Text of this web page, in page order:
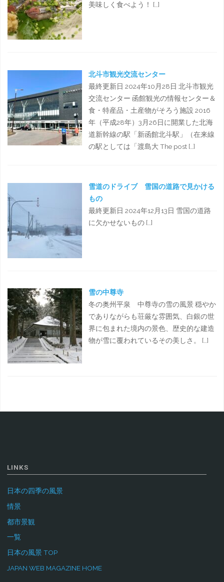
美味しく食べよう！ […]
北斗市観光交流センター
最終更新日 2024年10月28日 北斗市観光
交流センター 函館観光の情報センター＆
食・特産品・土産物がそろう施設 2016
年（平成28年）3月26日に開業した北海
道新幹線の駅「新函館北斗駅」（在来線
の駅としては「渡島大 The post […]
雪道のドライブ 雪国の道路で見かける
もの
最終更新日 2024年12月13日 雪国の道路
に欠かせないもの […]
雪の中尊寺
冬の奥州平泉 中尊寺の雪の風景 穏やか
でありながらも荘厳な雰囲気、白銀の世
界に包まれた境内の景色、歴史的な建造
物が雪に覆われているその美しさ。 […]
LINKS
日本の四季の風景
情景
都市景観
一覧
日本の風景 TOP
JAPAN WEB MAGAZINE HOME